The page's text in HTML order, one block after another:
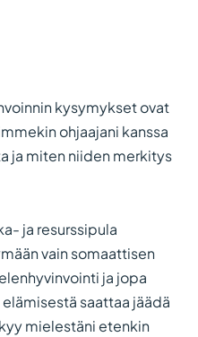
kysymykset ovat
ohjaajani kanssa
ja miten niiden merkitys
ja resurssipula
vain somaattisen
ja jopa
saattaa jäädä
mielestäni etenkin